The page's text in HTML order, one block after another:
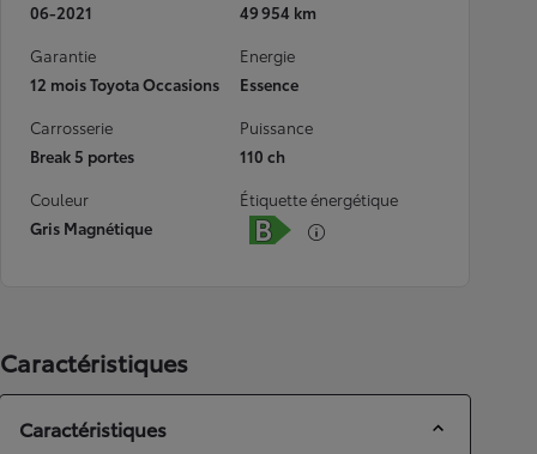
06-2021
49 954 km
Garantie
12 mois Toyota Occasions
Energie
Essence
Carrosserie
Break 5 portes
Puissance
110 ch
Couleur
Gris Magnétique
Étiquette énergétique
Caractéristiques
Caractéristiques